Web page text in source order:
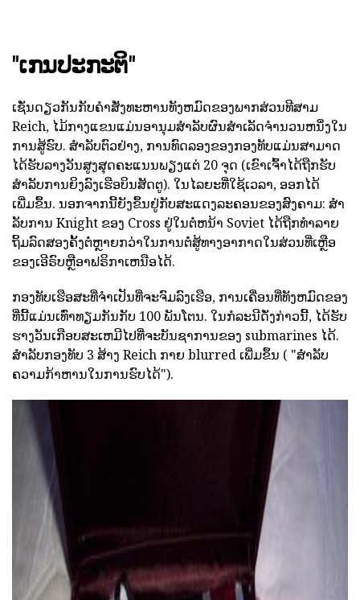
"ເກນປະກະຕິ"
ເຊັ່ນດຽວກັນກັບຄໍາສັ່ງທະຫານທັງຫມົດຂອງພາກສ່ວນທີສາມ
Reich, ໄມ້ກາງແຂນແມ່ນອານຸມສໍາລັບຜົນສໍາເລັດຈໍານວນຫນຶ່ງໃນ
ການສູ້ຮົບ. ສໍາລັບຕົວຢ່າງ, ການທົດລອງຂອງກອງທັບແມ່ນສາມາດ
ໄດ້ຮັບລາງວັນສູງສຸດຄະແນນພຽງແຕ່ 20 ຈຸດ (ເຂົາເຈົ້າໄດ້ຖືກຮັບ
ສໍາລັບການຍິງລົງເຮືອບິນສັດຕູ). ໃນໄລຍະທີ່ໃຊ້ເວລາ, ອອກໄດ້
ເພີ່ມຂຶ້ນ. ນອກຈາກນີ້ຍັງຂຶ້ນຢູ່ກັບສະແດງລະຄອນຂອງສົງຄາມ: ສໍາ
ລັບການ Knight ຂອງ Cross ຢູ່ໃນຕໍ່ຫນ້າ Soviet ໄດ້ຖືກທໍາລາຍ
ຖິ້ມລົດສອງຄັ້ງຕໍ່ຫຼາຍກວ່າໃນການຕໍ່ສູ້ທາງອາກາດໃນສ່ວນທີ່ເຫຼືອ
ຂອງເອີຣົບຫຼືອາຟຣິກາເຫນືອໄດ້.
ກອງທັບເຮືອສະທີ່ຈໍາເປັນທີ່ຈະຈົມລົງເຮືອ, ການເຄື່ອນທີ່ທັງຫມົດຂອງ
ທີ່ນີ້ແມ່ນເທົ່າທຽມກັນກັບ 100 ພັນໂຕນ. ໃນກໍລະນີດັ່ງກ່າວນີ້, ໄດ້ຮັບ
ຮາງວັນເກືອບສະເຫມີໄປທີ່ຈະບັນຊາການຂອງ submarines ໄດ້.
ສໍາລັບກອງທັບ 3 ສ້າງ Reich ກາຍ blurred ເພີ່ມຂຶ້ນ ( "ສໍາລັບ
ຄວາມກ້າຫານໃນການຮົບໄດ້").